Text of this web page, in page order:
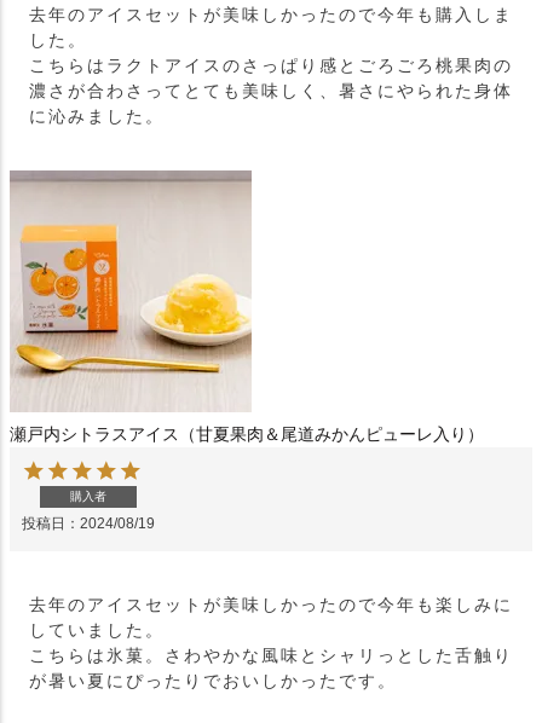
去年のアイスセットが美味しかったので今年も購入しま
した。
こちらはラクトアイスのさっぱり感とごろごろ桃果肉の
濃さが合わさってとても美味しく、暑さにやられた身体
に沁みました。
瀬戸内シトラスアイス（甘夏果肉＆尾道みかんピューレ入り）
購入者
投稿日 2024/08/19
去年のアイスセットが美味しかったので今年も楽しみに
していました。
こちらは氷菓。さわやかな風味とシャリっとした舌触り
が暑い夏にぴったりでおいしかったです。